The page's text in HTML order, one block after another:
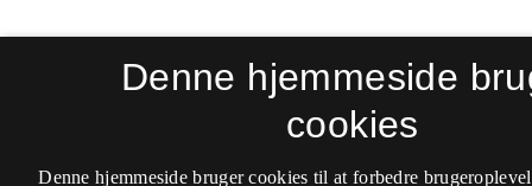
Denne hjemmeside
cookies
Denne hjemmeside bruger cookies til at forbedre